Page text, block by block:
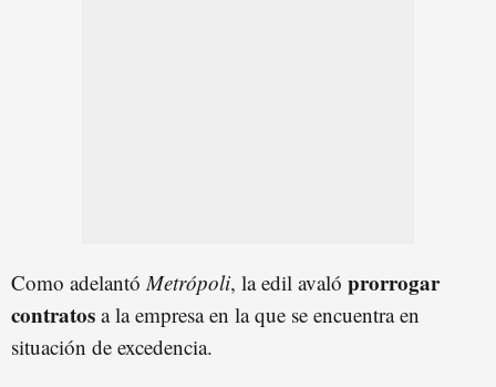
Como adelantó Metrópoli, la edil avaló prorrogar
contratos a la empresa en la que se encuentra en
situación de excedencia.